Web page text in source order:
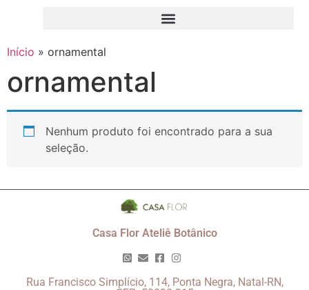
Início » ornamental
ornamental
Nenhum produto foi encontrado para a sua
seleção.
Casa Flor Ateliê Botânico
Rua Francisco Simplício, 114, Ponta Negra, Natal-RN,